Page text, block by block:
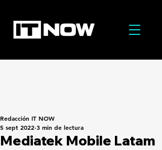
Mediatek Mobile Latam
Redacción IT NOW
5 sept 2022 3 min de lectura